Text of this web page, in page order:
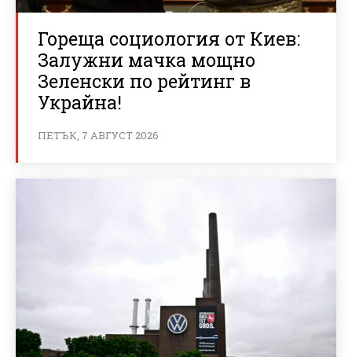
Гореща социология от Киев:
Залужни мачка мощно
Зеленски по рейтинг в
Украйна!
ПЕТЪК, 7 АВГУСТ 2026